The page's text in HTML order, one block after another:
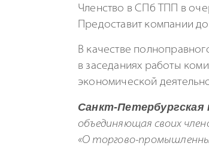
Членство в СПб ТПП в
Предоставит компании
В качестве
в заседаниях работы
экономической
Санкт-Петербургская
объединяющая своих
«О торгово-